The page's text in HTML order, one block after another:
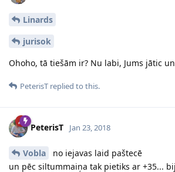
Linards
jurisok
Ohoho, tā tiešām ir? Nu labi, Jums jātic
PeterisT replied to this.
PeterisT Jan 23, 2018
Vobla
no iejavas laid paštecē
un pēc siltummaiņa tak pietiks ar +35...